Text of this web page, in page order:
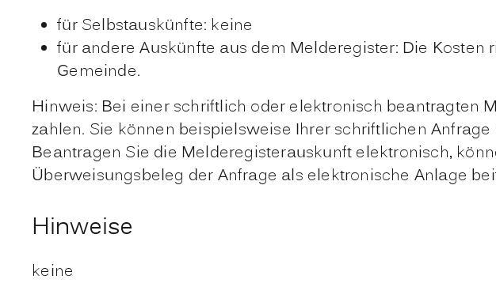
für Selbstauskünfte: keine
für andere Auskünfte aus dem Melderegister: Die
Gemeinde.
Hinweis: Bei einer schriftlich oder elektronisch beantragten
zahlen. Sie können beispielsweise Ihrer schriftlichen
Beantragen Sie die Melderegisterauskunft elektronisch,
Überweisungsbeleg der Anfrage als elektronische Anlage
Hinweise
keine